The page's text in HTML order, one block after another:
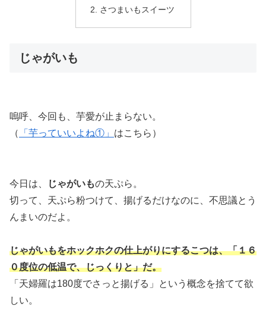
さつまいもスイーツ
じゃがいも
嗚呼、今回も、芋愛が止まらない。
（
「芋っていいよね①」 はこちら）
今日は、 じゃがいもの天ぷら。
切って、天ぷら粉つけて、揚げるだけなのに、不思議とう
んまいのだよ。
じゃがいもをホックホクの仕上がりにするこつは、「１６
０度位の低温で、じっくりと」だ。
「天婦羅は180度でさっと揚げる」という概念を捨てて欲
しい。